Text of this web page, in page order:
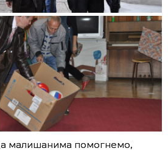
малишанима помогнемо,